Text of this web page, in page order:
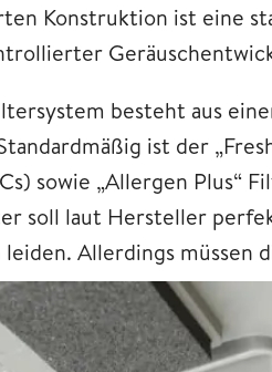
Konstruktion ist eine
besteht aus
ist der
sowie „Allergen Plus“
soll laut Hersteller
Allerdings müssen